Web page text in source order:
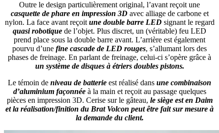
Outre le design particulièrement original, l’avant reçoit une
casquette de phare en impression 3Davec alliage de carbone et
nylon. La face avant reçoit une double barre LEDsignant le regard
quasi robotique de l’objet. Plus discret, un (véritable) feu LED
prend place sous la double barre avant. L’arrière est également
pourvu d’une fine cascade de LED rouges, s’allumant lors des
phases de freinage. En parlant de freinage, celui-ci s’opère grâce à
un système de disques à étriers doubles pistons.
Le témoin de niveau de batterie est réalisé dans une combinaison
d’aluminium façonnéeà la main et reçoit au passage quelques
pièces en impression 3D. Cerise sur le gâteau, le siège est en Daim
et la réalisation/finition du Brat Volcon peut être fait sur mesure à
la demande du client.